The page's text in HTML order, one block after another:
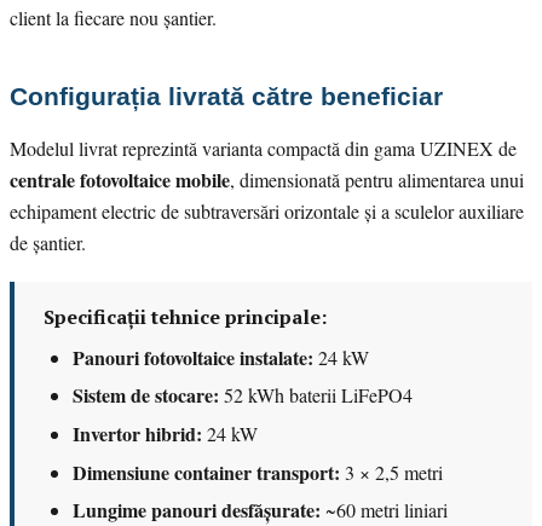
client la fiecare nou șantier.
Configurația livrată către beneficiar
Modelul livrat reprezintă varianta compactă din gama UZINEX de
centrale fotovoltaice mobile, dimensionată pentru alimentarea unui
echipament electric de subtraversări orizontale și a sculelor auxiliare
de șantier.
Specificații tehnice principale:
Panouri fotovoltaice instalate: 24 kW
Sistem de stocare: 52 kWh baterii LiFePO4
Invertor hibrid: 24 kW
Dimensiune container transport: 3 × 2,5 metri
Lungime panouri desfășurate: ~60 metri liniari